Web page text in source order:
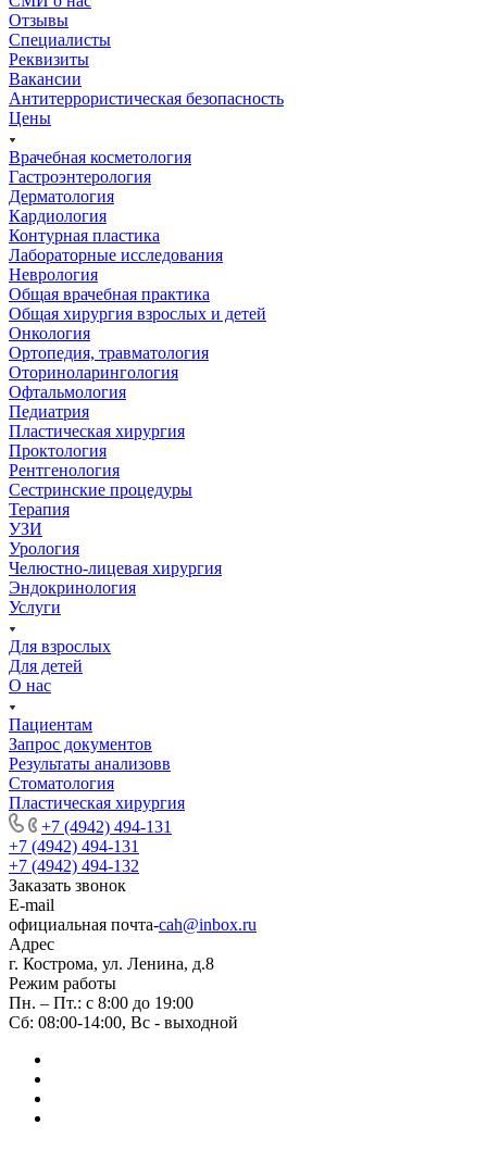
Отзывы
Специалисты
Реквизиты
Вакансии
Антитеррористическая безопасность
Цены
Врачебная косметология
Гастроэнтерология
Дерматология
Кардиология
Контурная пластика
Лабораторные исследования
Неврология
Общая врачебная практика
Общая хирургия взрослых и детей
Онкология
Ортопедия, травматология
Оториноларингология
Офтальмология
Педиатрия
Пластическая хирургия
Проктология
Рентгенология
Сестринские процедуры
Терапия
УЗИ
Урология
Челюстно-лицевая хирургия
Эндокринология
Услуги
Для взрослых
Для детей
О нас
Пациентам
Запрос документов
Результаты анализовв
Стоматология
Пластическая хирургия
+7 (4942) 494-131
+7 (4942) 494-131
+7 (4942) 494-132
Заказать звонок
E-mail
официальная почта-cah@inbox.ru
Адрес
г. Кострома, ул. Ленина, д.8
Режим работы
Пн. – Пт.: с 8:00 до 19:00
Сб: 08:00-14:00, Вс - выходной